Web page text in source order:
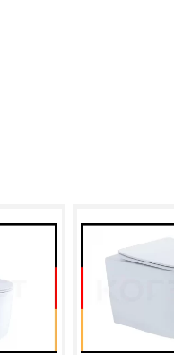
Kệ xà bông KR-PK601
. Một bộ phụ kiện đầy